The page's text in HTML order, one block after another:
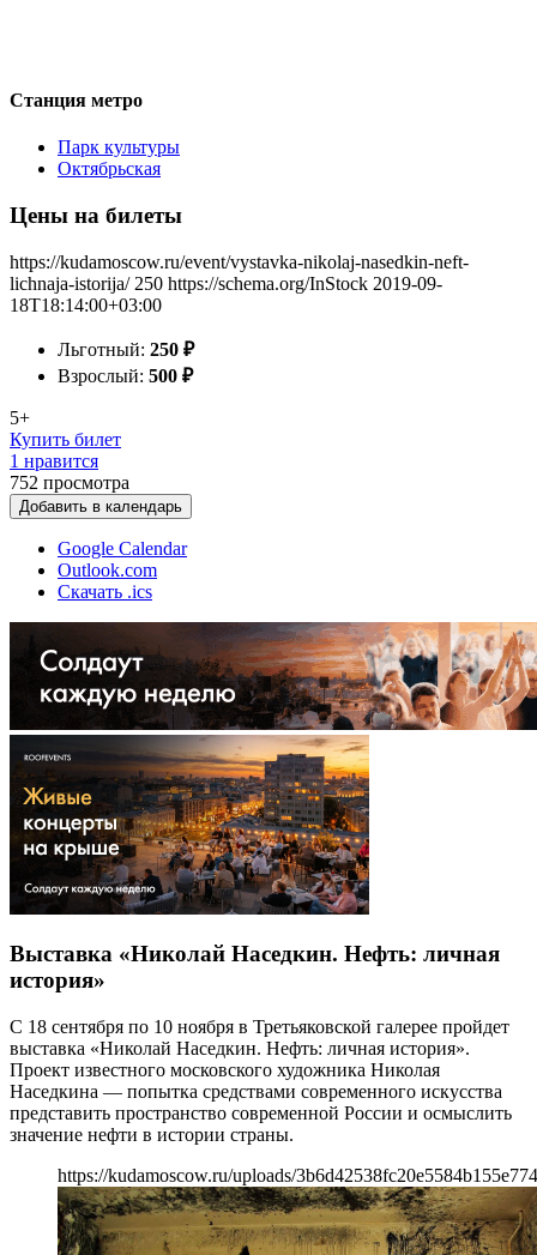
Станция метро
Парк культуры
Октябрьская
Цены на билеты
https://kudamoscow.ru/event/vystavka-nikolaj-nasedkin-neft-
lichnaja-istorija/ 250 https://schema.org/InStock 2019-09-
18T18:14:00+03:00
Льготный: 250 ₽
Взрослый: 500 ₽
5+
Купить билет
1 нравится
752 просмотра
Добавить в календарь
Google Calendar
Outlook.com
Скачать .ics
Выставка «Николай Наседкин. Нефть: личная
история»
С 18 сентября по 10 ноября в Третьяковской галерее пройдет
выставка «Николай Наседкин. Нефть: личная история».
Проект известного московского художника Николая
Наседкина — попытка средствами современного искусства
представить пространство современной России и осмыслить
значение нефти в истории страны.
https://kudamoscow.ru/uploads/